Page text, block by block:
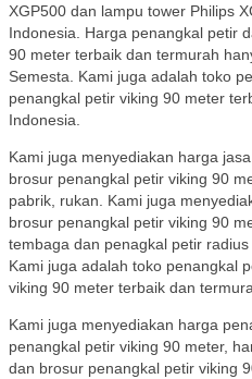
XGP500 dan lampu tower Philips
Indonesia. Harga penangkal petir
90 meter terbaik dan termurah
Semesta. Kami juga adalah toko
penangkal petir viking 90 meter
Indonesia.
Kami juga menyediakan harga
brosur penangkal petir viking 90
pabrik, rukan. Kami juga
brosur penangkal petir viking 90
tembaga dan penagkal petir
Kami juga adalah toko penangkal
viking 90 meter terbaik dan
Kami juga menyediakan harga
penangkal petir viking 90 meter,
dan brosur penangkal petir viking